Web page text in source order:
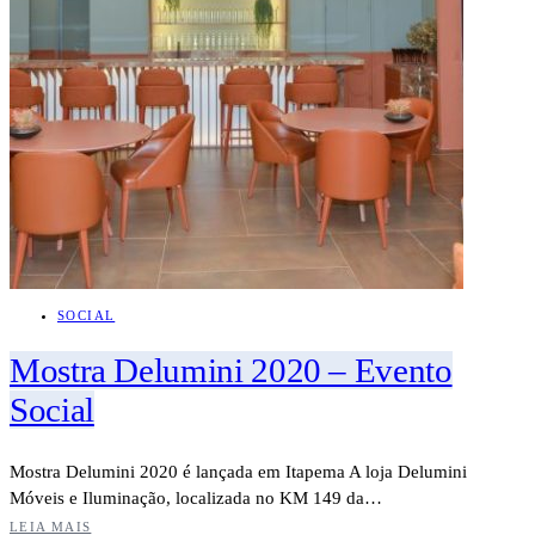
SOCIAL
Mostra Delumini 2020 – Evento
Social
Mostra Delumini 2020 é lançada em Itapema A loja Delumini
Móveis e Iluminação, localizada no KM 149 da…
LEIA MAIS